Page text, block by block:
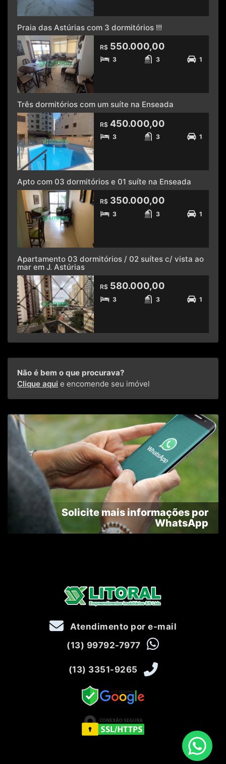
Praia das Astúrias com 3 dormitórios !!!
R$ 550.000,00
3 3 1
Três dormitórios com um suíte na Enseada
R$ 450.000,00
3 3 1
Apto com 03 dormitórios e 01 suíte na Enseada
R$ 350.000,00
3 3 1
Apartamento 03 dormitórios / 02 suítes c/ vista ao
mar em J. Astúrias
R$ 580.000,00
3 3 1
Não é bem o que procurava?
Clique aqui e encomende seu imóvel
Solicite mais informações por
WhatsApp
Atendimento por e-mail
(13) 99792-7977
(13) 3351-9265